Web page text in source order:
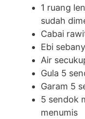
1 ruang
sudah
Cabai
Ebi
Air
Gula 5
Garam 5
5 sendok
menumis